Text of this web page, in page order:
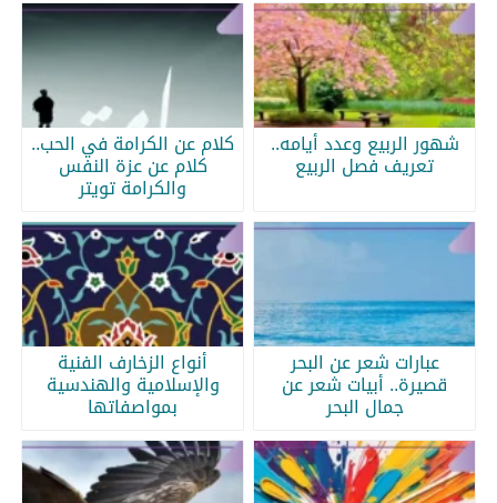
شهور الربيع وعدد أيامه..
تعريف فصل الربيع
كلام عن الكرامة في الحب..
كلام عن عزة النفس
والكرامة تويتر
عبارات شعر عن البحر
قصيرة.. أبيات شعر عن
جمال البحر
أنواع الزخارف الفنية
والإسلامية والهندسية
بمواصفاتها